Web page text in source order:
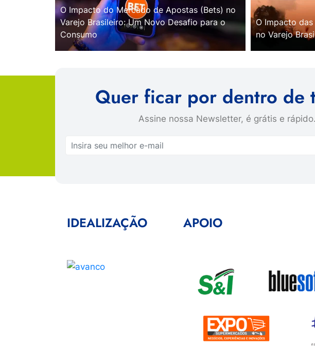
O Impacto do Mercado de Apostas (Bets) no
Varejo Brasileiro: Um Novo Desafio para o
Consumo
O Impacto
no Varejo
Quer ficar por dentro de
Assine nossa Newsletter, é grátis e
IDEALIZAÇÃO APOIO